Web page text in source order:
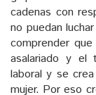
cadenas con
no puedan
comprender
asalariado y el
laboral y se
mujer. Por eso